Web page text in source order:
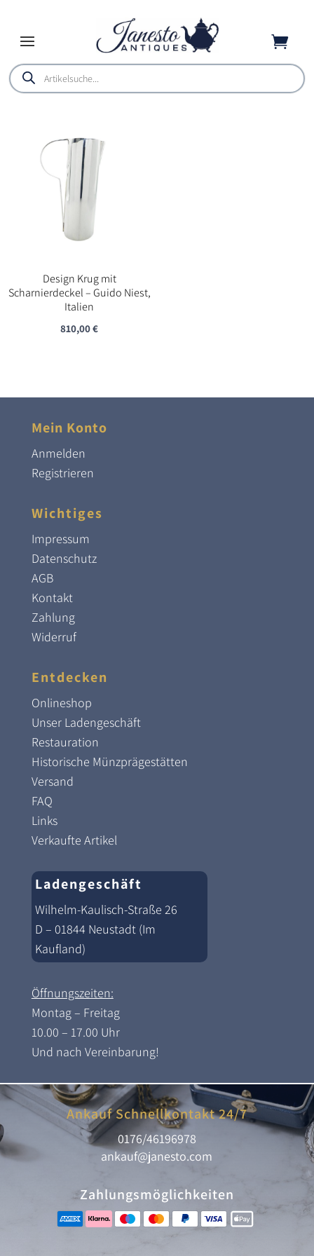

Products
search
Design Krug mit
Scharnierdeckel – Guido Niest,
Italien
810,00€
Mein Konto
Anmelden
Registrieren
Wichtiges
Impressum
Datenschutz
AGB
Kontakt
Zahlung
Widerruf
Entdecken
Onlineshop
Unser Ladengeschäft
Restauration
Historische Münzprägestätten
Versand
FAQ
Links
Verkaufte Artikel
Ladengeschäft
Wilhelm-Kaulisch-Straße 26
D – 01844 Neustadt (Im
Kaufland)
Öffnungszeiten:
Montag – Freitag
10.00 – 17.00 Uhr
Und nach Vereinbarung!
Ankauf Schnellkontakt 24/7
0176/46196978
ankauf@janesto.com
Zahlungsmöglichkeiten